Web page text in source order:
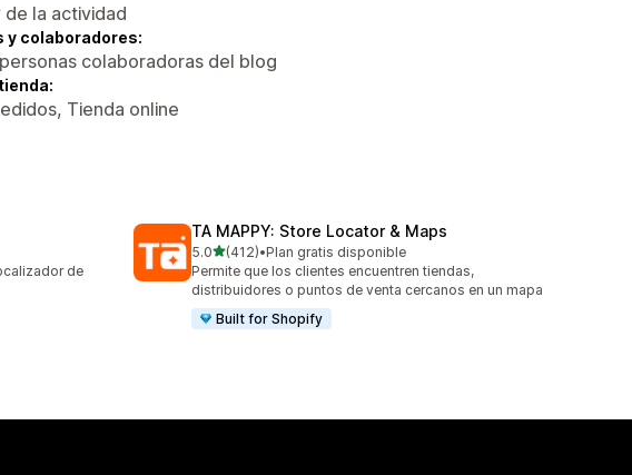
la actividad
y colaboradores:
colaboradoras del blog
Tienda online
de
TA MAPPY: Store Locator & Maps
5.0de 5 estrellas
(412)
412 reseñas en total
•Plan gratis disponible
Permite que los clientes encuentren tiendas,
distribuidores o puntos de venta cercanos en un mapa
Built for Shopify